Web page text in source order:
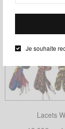
Je souhaite
Lacets